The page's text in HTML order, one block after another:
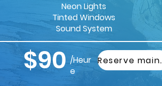
Neon Lights
Tinted Windows
Sound System
$90 /Heur
e